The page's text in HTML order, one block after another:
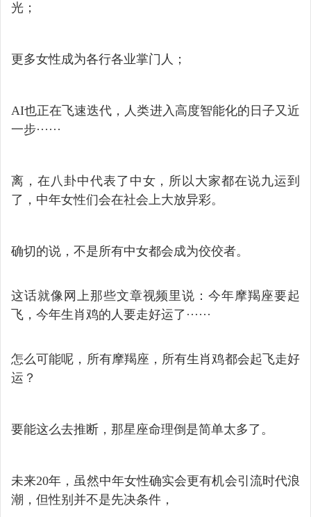
光；
更多女性成为各行各业掌门人；
AI也正在飞速迭代，人类进入高度智能化的日子又近
一步······
离，在八卦中代表了中女，所以大家都在说九运到
了，中年女性们会在社会上大放异彩。
确切的说，不是所有中女都会成为佼佼者。
这话就像网上那些文章视频里说：今年摩羯座要起
飞，今年生肖鸡的人要走好运了······
怎么可能呢，所有摩羯座，所有生肖鸡都会起飞走好
运？
要能这么去推断，那星座命理倒是简单太多了。
未来20年，虽然中年女性确实会更有机会引流时代浪
潮，但性别并不是先决条件，